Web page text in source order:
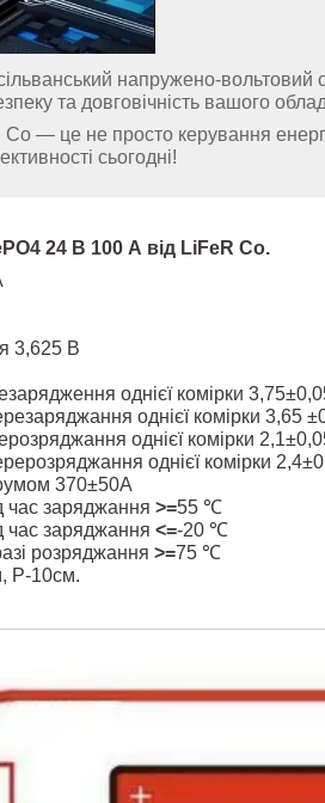
напружено-вольтовий
та довговічність вашого
— це не просто керування
сьогодні!
24 В 100 А від LiFeR Co.
3,625 В
однієї комірки
однієї комірки 3,65
однієї комірки
однієї комірки
370±50А
час заряджання >=55 ℃
час заряджання <=-20 ℃
розряджання >=75 ℃
Р-10см.